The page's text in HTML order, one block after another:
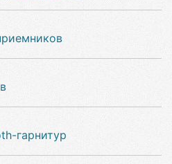
гарнитур